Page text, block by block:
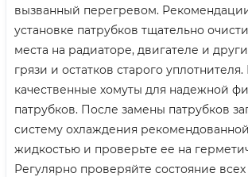
вызванный перегревом.
установке патрубков тщательно
места на радиаторе, двигателе и
грязи и остатков старого
качественные хомуты для надежной
патрубков. После замены патрубков
систему охлаждения
жидкостью и проверьте ее на
Регулярно проверяйте состояние всех